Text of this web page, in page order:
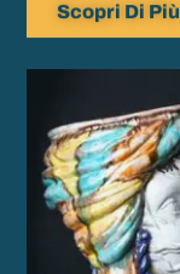
Scopri Di Più